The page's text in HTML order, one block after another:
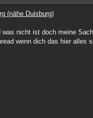
(nähe Duisburg)
nicht ist doch meine
wenn dich das hier alles